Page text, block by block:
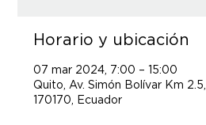
Horario y ubicación
07 mar 2024, 7:00 – 15:00
Quito, Av. Simón Bolívar Km
170170, Ecuador